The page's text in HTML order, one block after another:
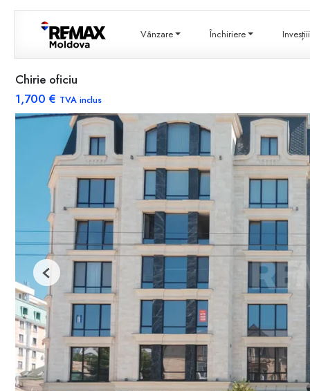
Vânzare Închiriere
Chirie oficiu
1,700 € TVA inclus
Previous